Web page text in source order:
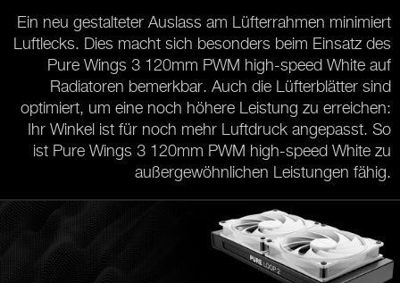
Ein neu gestalteter Auslass am Lüfterrahmen minimiert
Luftlecks. Dies macht sich besonders beim Einsatz des
Pure Wings 3 120mm PWM high-speed White auf
Radiatoren bemerkbar. Auch die Lüfterblätter sind
optimiert, um eine noch höhere Leistung zu erreichen:
Ihr Winkel ist für noch mehr Luftdruck angepasst. So
ist Pure Wings 3 120mm PWM high-speed White zu
außergewöhnlichen Leistungen fähig.